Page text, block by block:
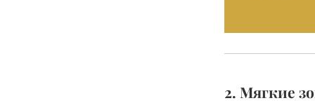
2. Мягкие